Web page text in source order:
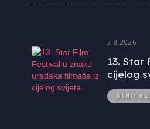
3.8.2026
13. Star
cijelog
KINO